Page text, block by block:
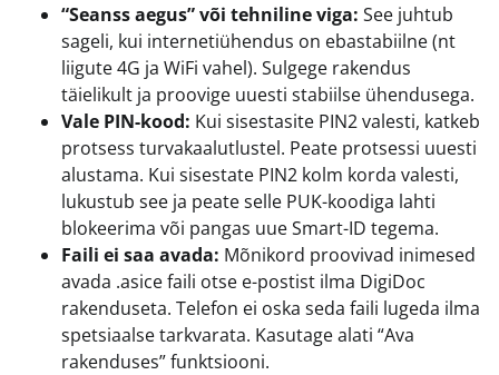
“Seanss aegus” või tehniline viga: See juhtub
sageli, kui internetiühendus on ebastabiilne (nt
liigute 4G ja WiFi vahel). Sulgege rakendus
täielikult ja proovige uuesti stabiilse ühendusega.
Vale PIN-kood: Kui sisestasite PIN2 valesti, katkeb
protsess turvakaalutlustel. Peate protsessi uuesti
alustama. Kui sisestate PIN2 kolm korda valesti,
lukustub see ja peate selle PUK-koodiga lahti
blokeerima või pangas uue Smart-ID tegema.
Faili ei saa avada: Mõnikord proovivad inimesed
avada .asice faili otse e-postist ilma DigiDoc
rakenduseta. Telefon ei oska seda faili lugeda ilma
spetsiaalse tarkvarata. Kasutage alati “Ava
rakenduses” funktsiooni.